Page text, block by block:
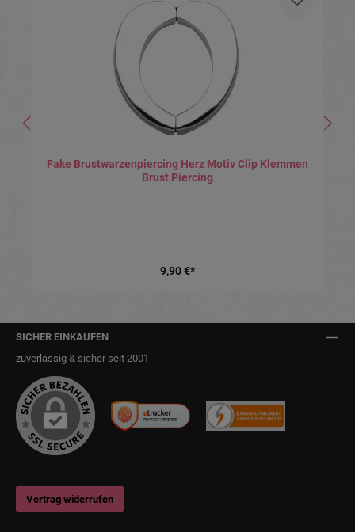
Fake Brustwarzenpiercing Herz Motiv Clip Klemmen
Brust Piercing
9,90 €*
SICHER EINKAUFEN
zuverlässig & sicher seit 2001
Vertrag widerrufen